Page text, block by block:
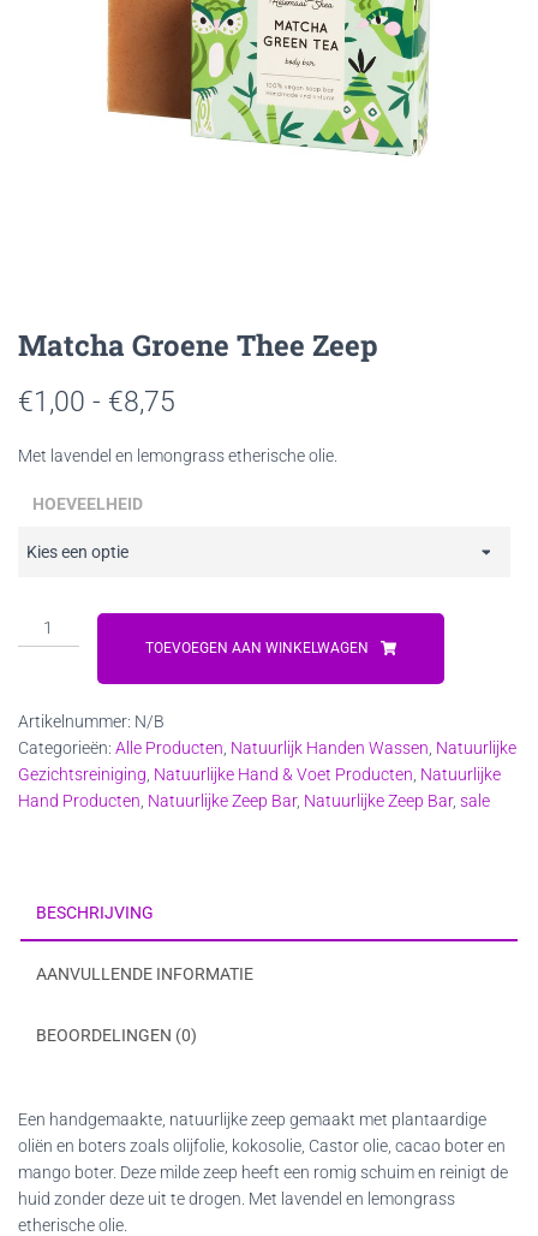
Matcha Groene Thee Zeep
€1,00 - €8,75
€1,00
Met lavendel en lemongrass etherische olie.
HOEVEELHEID
Matcha
Groene
aantal
TOEVOEGEN AAN WINKELWAGEN
Artikelnummer: N/B
Categorieën: Alle Producten Natuurlijk Handen Wassen Natuurlijke
Gezichtsreiniging Natuurlijke Hand & Voet Producten Natuurlijke
Hand Producten Natuurlijke Zeep Bar, Natuurlijke Zeep Bar, sale
BESCHRIJVING
AANVULLENDE INFORMATIE
BEOORDELINGEN (0)
Een handgemaakte, natuurlijke zeep gemaakt met plantaardige
oliën en boters zoals olijfolie, kokosolie, Castor olie, cacao boter en
mango boter. Deze milde zeep heeft een romig schuim en reinigt de
huid zonder deze uit te drogen. Met lavendel en lemongrass
etherische olie.